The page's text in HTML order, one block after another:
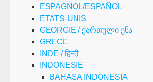
ESPAGNOL/ESPAÑOL
ETATS-UNIS
GEORGIE / ქართული ენა
GRECE
INDE / हिन्दी
INDONESIE
BAHASA INDONESIA